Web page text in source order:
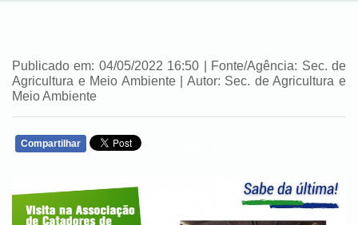
Publicado em: 04/05/2022 16:50 | Fonte/Agência: Sec. de
Agricultura e Meio Ambiente | Autor: Sec. de Agricultura e
Meio Ambiente
Compartilhar